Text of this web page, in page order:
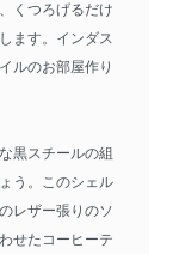
くつろげるだけ
ます。インダス
ルのお部屋作り
黒スチールの組
う。このシェル
レザー張りのソ
せたコーヒーテ